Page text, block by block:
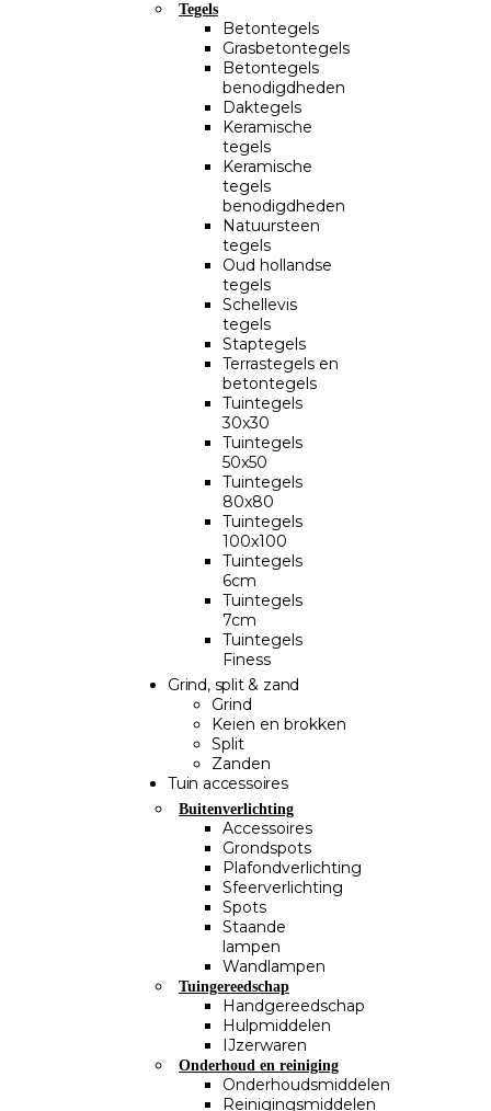
Tegels
Betontegels
Grasbetontegels
Betontegels
benodigdheden
Daktegels
Keramische
tegels
Keramische
tegels
benodigdheden
Natuursteen
tegels
Oud hollandse
tegels
Schellevis
tegels
Staptegels
Terrastegels en
betontegels
Tuintegels
30x30
Tuintegels
50x50
Tuintegels
80x80
Tuintegels
100x100
Tuintegels
6cm
Tuintegels
7cm
Tuintegels
Finess
Grind, split & zand
Grind
Keien en brokken
Split
Zanden
Tuin accessoires
Buitenverlichting
Accessoires
Grondspots
Plafondverlichting
Sfeerverlichting
Spots
Staande
lampen
Wandlampen
Tuingereedschap
Handgereedschap
Hulpmiddelen
IJzerwaren
Onderhoud en reiniging
Onderhoudsmiddelen
Reinigingsmiddelen